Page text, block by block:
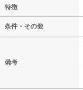
特徴
条件・その他
備考